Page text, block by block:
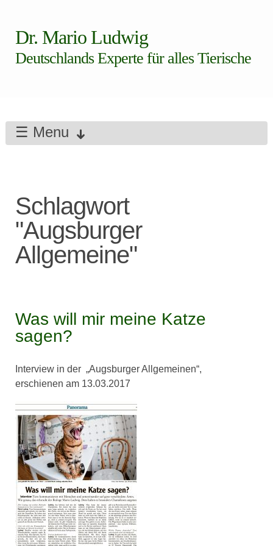
Dr. Mario Ludwig
Deutschlands Experte für alles Tierische
☰ Menu
Schlagwort
"Augsburger
Allgemeine"
Was will mir meine Katze
sagen?
Interview in der „Augsburger Allgemeinen“,
erschienen am 13.03.2017